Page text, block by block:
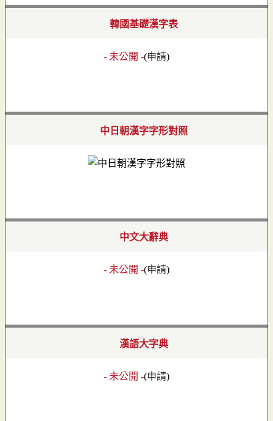
韓國基礎漢字表
- 未公開 -(申請)
中日朝漢字字形對照
中文大辭典
- 未公開 -(申請)
漢語大字典
- 未公開 -(申請)